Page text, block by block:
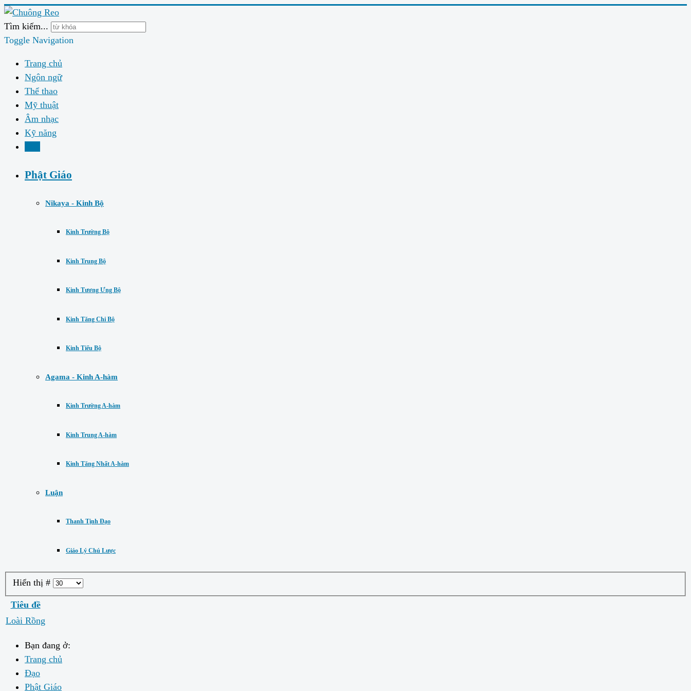
Tìm kiếm...
Toggle Navigation
Trang chủ
Ngôn ngữ
Thể thao
Mỹ thuật
Âm nhạc
Kỹ năng
Phật Giáo
Nikaya - Kinh Bộ
Kinh Trường Bộ
Kinh Trung Bộ
Kinh Tương Ưng Bộ
Kinh Tăng Chi Bộ
Kinh Tiểu Bộ
Agama - Kinh A-hàm
Kinh Trường A-hàm
Kinh Trung A-hàm
Kinh Tăng Nhất A-hàm
Luận
Thanh Tịnh Đạo
Giáo Lý Chú Lược
Hiển thị #
Tiêu đề
Loài Rồng
Bạn đang ở:
Trang chủ
Đạo
Phật Giáo